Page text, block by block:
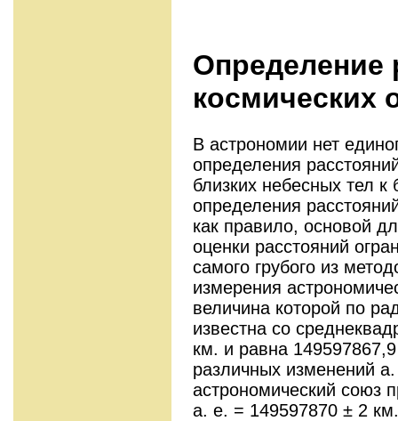
Определение
космических
В астрономии нет
определения
близких небесных тел
определения
как правило, основой
оценки расстояний
самого грубого из
измерения
величина которой по
известна со
км. и равна
различных изменений
астрономический союз
а. е. = 149597870 ± 2 км.